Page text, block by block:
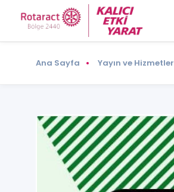
Ana Sayfa Yayın ve Hizmetler